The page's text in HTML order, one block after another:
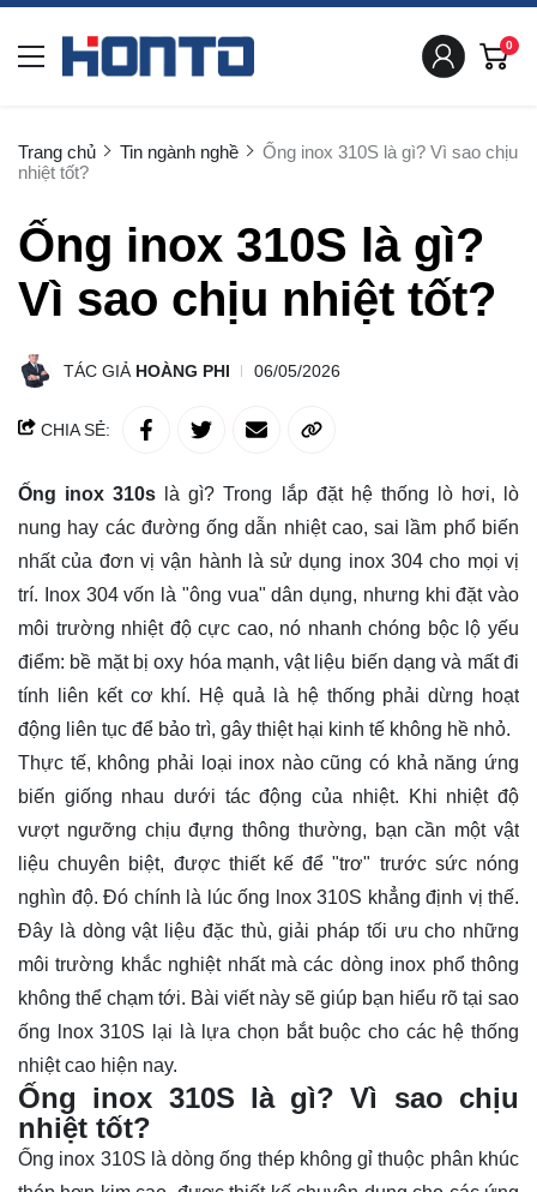
0
Trang chủ Tin ngành nghề
Ống inox 310S là gì? Vì sao chịu
nhiệt tốt?
Ống inox 310S là gì?
Vì sao chịu nhiệt tốt?
TÁC GIẢ HOÀNG PHI 06/05/2026
CHIA SẺ:
Ống inox 310s là gì? Trong lắp đặt hệ thống lò hơi, lò
nung hay các đường ống dẫn nhiệt cao, sai lầm phổ biến
nhất của đơn vị vận hành là sử dụng inox 304 cho mọi vị
trí. Inox 304 vốn là "ông vua" dân dụng, nhưng khi đặt vào
môi trường nhiệt độ cực cao, nó nhanh chóng bộc lộ yếu
điểm: bề mặt bị oxy hóa mạnh, vật liệu biến dạng và mất đi
tính liên kết cơ khí. Hệ quả là hệ thống phải dừng hoạt
động liên tục để bảo trì, gây thiệt hại kinh tế không hề nhỏ.
Thực tế, không phải loại inox nào cũng có khả năng ứng
biến giống nhau dưới tác động của nhiệt. Khi nhiệt độ
vượt ngưỡng chịu đựng thông thường, bạn cần một vật
liệu chuyên biệt, được thiết kế để "trơ" trước sức nóng
nghìn độ. Đó chính là lúc ống lnox 310S khẳng định vị thế.
Đây là dòng vật liệu đặc thù, giải pháp tối ưu cho những
môi trường khắc nghiệt nhất mà các dòng inox phổ thông
không thể chạm tới. Bài viết này sẽ giúp bạn hiểu rõ tại sao
ống lnox 310S lại là lựa chọn bắt buộc cho các hệ thống
nhiệt cao hiện nay.
Ống inox 310S là gì? Vì sao chịu
nhiệt tốt?
Ống inox 310S là dòng ống thép không gỉ thuộc phân khúc